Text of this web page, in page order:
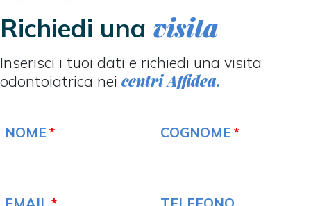
Richiedi una visita
Inserisci i tuoi dati e richiedi una visita
odontoiatrica nei centri Affidea.
NOME COGNOME
EMAIL TELEFONO